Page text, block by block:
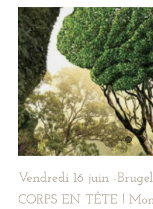
Vendredi 16 juin -
CORPS EN TÊTE !